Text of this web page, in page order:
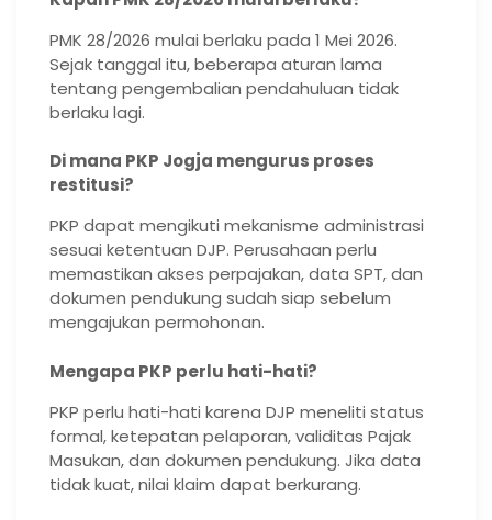
PMK 28/2026 mulai berlaku pada 1 Mei 2026.
Sejak tanggal itu, beberapa aturan lama
tentang pengembalian pendahuluan tidak
berlaku lagi.
Di mana PKP Jogja mengurus proses
restitusi?
PKP dapat mengikuti mekanisme administrasi
sesuai ketentuan DJP. Perusahaan perlu
memastikan akses perpajakan, data SPT, dan
dokumen pendukung sudah siap sebelum
mengajukan permohonan.
Mengapa PKP perlu hati-hati?
PKP perlu hati-hati karena DJP meneliti status
formal, ketepatan pelaporan, validitas Pajak
Masukan, dan dokumen pendukung. Jika data
tidak kuat, nilai klaim dapat berkurang.